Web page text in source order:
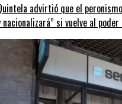
advirtió que el
nacionalizará” si vuelve al